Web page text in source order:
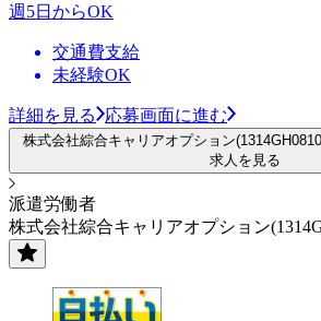
週5日からOK
交通費支給
未経験OK
詳細を見る 応募画面に進む
株式会社綜合キャリアオプション
求人を見る
派遣労働者
株式会社綜合キャリアオプション